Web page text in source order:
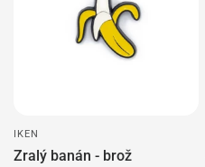
IKEN
Zralý banán - brož